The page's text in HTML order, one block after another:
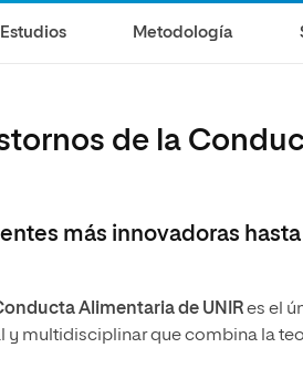
Metodología
de la
más innovadoras
Alimentaria de UNIRes el
y multidisciplinar que combina la